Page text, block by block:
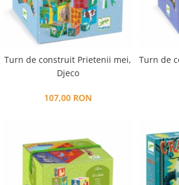
Turn de construit Prietenii mei,
Djeco
107,00 RON
Turn de